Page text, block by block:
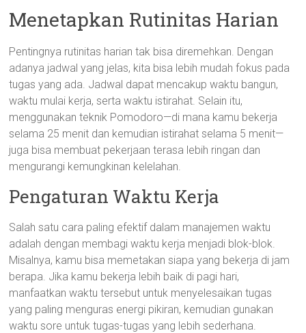
Menetapkan Rutinitas Harian
Pentingnya rutinitas harian tak bisa diremehkan. Dengan
adanya jadwal yang jelas, kita bisa lebih mudah fokus pada
tugas yang ada. Jadwal dapat mencakup waktu bangun,
waktu mulai kerja, serta waktu istirahat. Selain itu,
menggunakan teknik Pomodoro—di mana kamu bekerja
selama 25 menit dan kemudian istirahat selama 5 menit—
juga bisa membuat pekerjaan terasa lebih ringan dan
mengurangi kemungkinan kelelahan.
Pengaturan Waktu Kerja
Salah satu cara paling efektif dalam manajemen waktu
adalah dengan membagi waktu kerja menjadi blok-blok.
Misalnya, kamu bisa memetakan siapa yang bekerja di jam
berapa. Jika kamu bekerja lebih baik di pagi hari,
manfaatkan waktu tersebut untuk menyelesaikan tugas
yang paling menguras energi pikiran, kemudian gunakan
waktu sore untuk tugas-tugas yang lebih sederhana.